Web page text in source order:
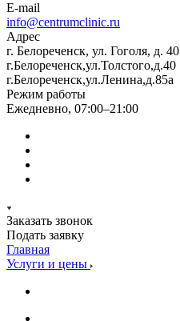
E-mail
info@centrumclinic.ru
Адрес
г. Белореченск, ул. Гоголя, д. 40
г.Белореченск,ул.Толстого,д.40
г.Белореченск,ул.Ленина,д.85а
Режим работы
Ежедневно, 07:00–21:00
Заказать звонок
Подать заявку
Главная
Услуги и цены